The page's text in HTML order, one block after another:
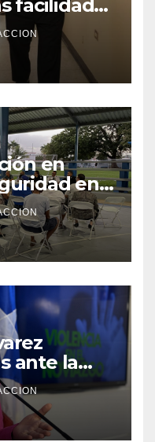
facilidades
la Salud
en
en
ante la